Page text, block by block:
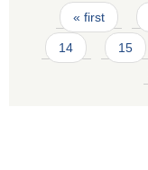
Pages
« first
14 15